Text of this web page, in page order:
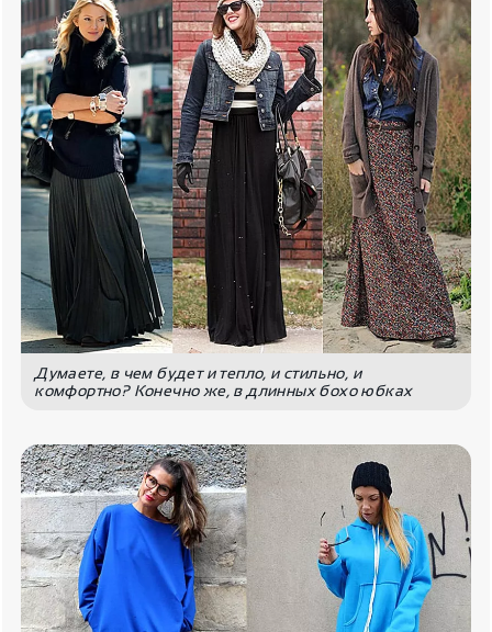
Думаете, в чем будет и тепло, и стильно, и
комфортно? Конечно же, в длинных бохо юбках